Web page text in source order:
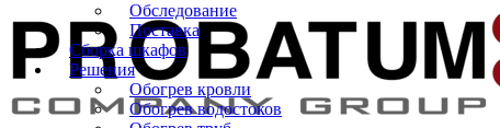
Обследование
Поставка
Сборка шкафов
Решения
Обогрев кровли
Обогрев водостоков